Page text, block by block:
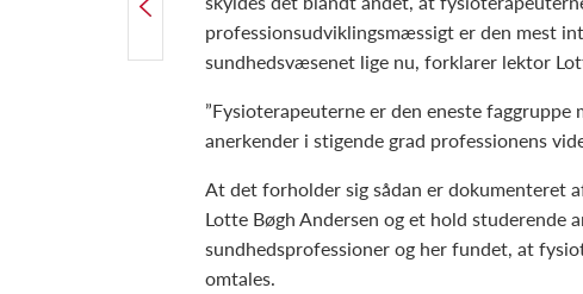
professionsudviklingsmæssigt er den mest
sundhedsvæsenet lige nu, forklarer lektor
”Fysioterapeuterne er den eneste
anerkender i stigende grad professionens
At det forholder sig sådan er dokumenteret
Lotte Bøgh Andersen og et hold studerende
sundhedsprofessioner og her fundet, at
omtales.
Stor interesse for Dansk Biomekanisk Selskab